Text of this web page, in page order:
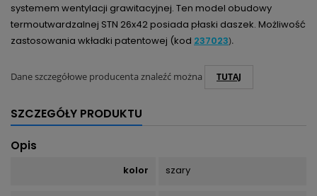
systemem wentylacji grawitacyjnej. Ten model obudowy
termoutwardzalnej STN 26x42 posiada płaski daszek. Możliwość
zastosowania wkładki patentowej (kod 237023).
Dane szczegółowe producenta znaleźć można TUTAJ
SZCZEGÓŁY PRODUKTU
Opis
kolor szary